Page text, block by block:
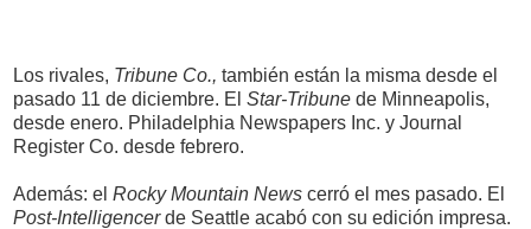
Los rivales, Tribune Co., también están la misma desde el
pasado 11 de diciembre. El Star-Tribune de Minneapolis,
desde enero. Philadelphia Newspapers Inc. y Journal
Register Co. desde febrero.
Además: el Rocky Mountain News cerró el mes pasado. El
Post-Intelligencerde Seattle acabó con su edición impresa.